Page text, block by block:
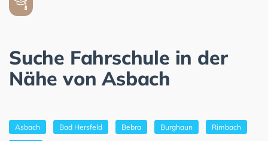
Suche Fahrschule in der
Nähe von Asbach
Asbach Bad Hersfeld Bebra Burghaun Rimbach